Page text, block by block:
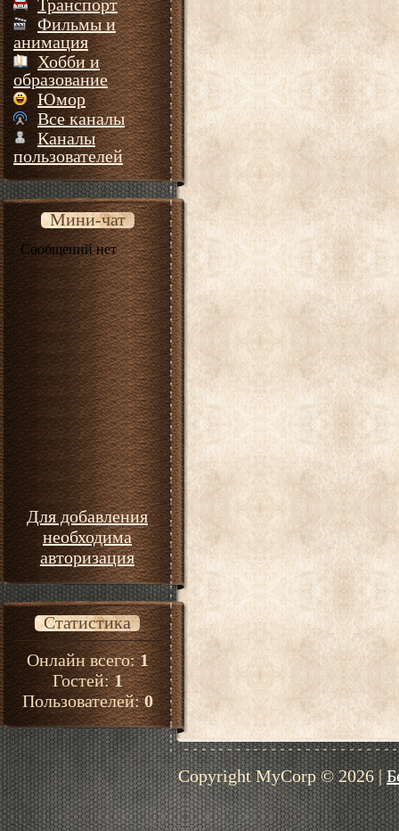
Транспорт
Фильмы и
анимация
Хобби и
образование
Юмор
Все каналы
Каналы
пользователей
Мини-чат
Для добавления
необходима
авторизация
Статистика
Онлайн всего:1
Гостей:1
Пользователей:0
Copyright MyCorp © 2026|